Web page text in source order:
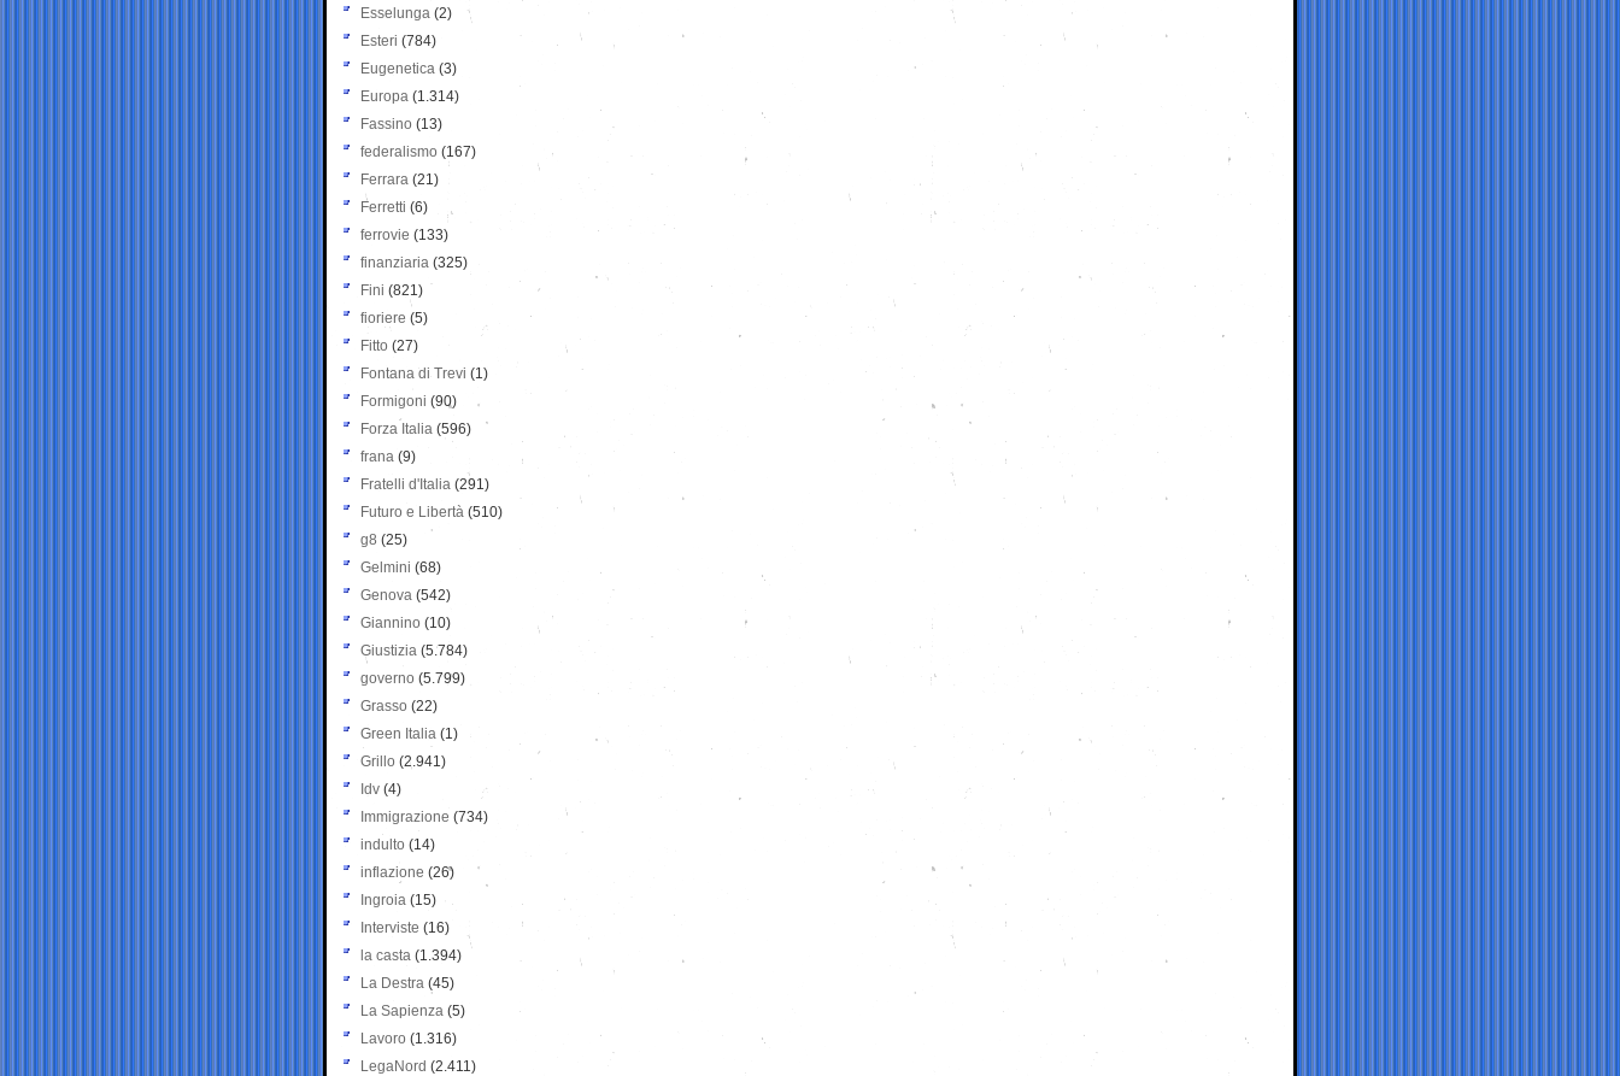
Esselunga (2)
Esteri (784)
Eugenetica (3)
Europa (1.314)
Fassino (13)
federalismo (167)
Ferrara (21)
Ferretti (6)
ferrovie (133)
finanziaria (325)
Fini (821)
fioriere (5)
Fitto (27)
Fontana di Trevi (1)
Formigoni (90)
Forza Italia (596)
frana (9)
Fratelli d'Italia (291)
Futuro e Libertà (510)
g8 (25)
Gelmini (68)
Genova (542)
Giannino (10)
Giustizia (5.784)
governo (5.799)
Grasso (22)
Green Italia (1)
Grillo (2.941)
Idv (4)
Immigrazione (734)
indulto (14)
inflazione (26)
Ingroia (15)
Interviste (16)
la casta (1.394)
La Destra (45)
La Sapienza (5)
Lavoro (1.316)
LegaNord (2.411)